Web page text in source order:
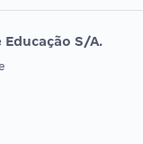
ORDEM
S/A.